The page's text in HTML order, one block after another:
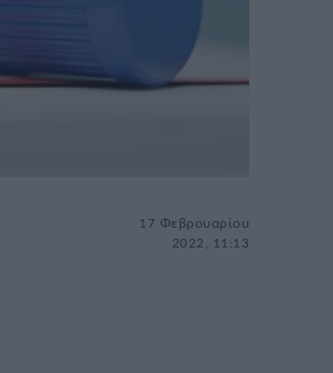
17 Φεβρουαρίου
2022, 11:13